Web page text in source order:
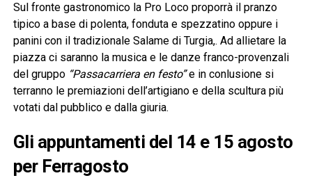
Sul fronte gastronomico la Pro Loco proporrà il pranzo
tipico a base di polenta, fonduta e spezzatino oppure i
panini con il tradizionale Salame di Turgia,. Ad allietare la
piazza ci saranno la musica e le danze franco-provenzali
del gruppo “Passacarriera en festo”e in conlusione si
terranno le premiazioni dell’artigiano e della scultura più
votati dal pubblico e dalla giuria.
Gli appuntamenti del 14 e 15 agosto
per Ferragosto